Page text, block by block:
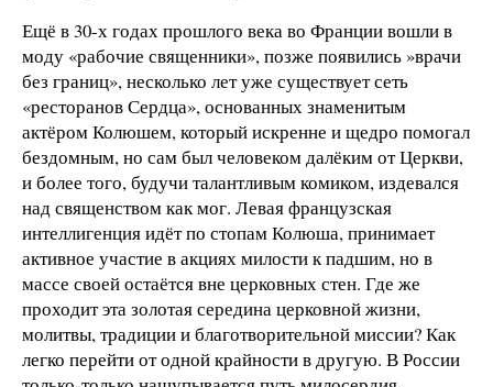
Ещё в 30-х годах прошлого века во Франции вошли в
моду «рабочие священники», позже появились »врачи
без границ», несколько лет уже существует сеть
«ресторанов Сердца», основанных знаменитым
актёром Колюшем, который искренне и щедро помогал
бездомным, но сам был человеком далёким от Церкви,
и более того, будучи талантливым комиком, издевался
над священством как мог. Левая французская
интеллигенция идёт по стопам Колюша, принимает
активное участие в акциях милости к падшим, но в
массе своей остаётся вне церковных стен. Где же
проходит эта золотая середина церковной жизни,
молитвы, традиции и благотворительной миссии? Как
легко перейти от одной крайности в другую. В России